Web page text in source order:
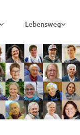
Lebensweg